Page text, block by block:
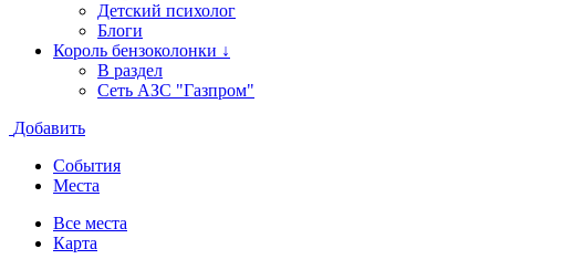
Детский психолог
Блоги
Король бензоколонки ↓
В раздел
Сеть АЗС "Газпром"
Добавить
События
Места
Все места
Карта